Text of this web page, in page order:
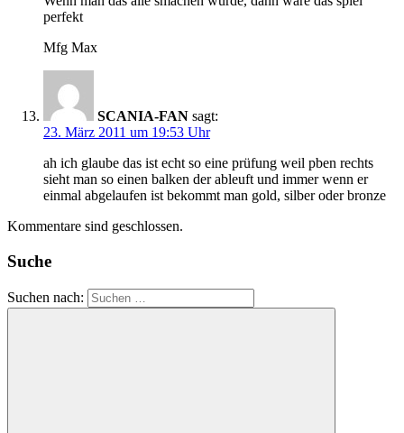
perfekt
Mfg Max
SCANIA-FAN sagt:
23. März 2011 um 19:53 Uhr
ah ich glaube das ist echt so eine prüfung weil pben rechts
sieht man so einen balken der ableuft und immer wenn er
einmal abgelaufen ist bekommt man gold, silber oder bronze
Kommentare sind geschlossen.
Suche
Suchen nach: